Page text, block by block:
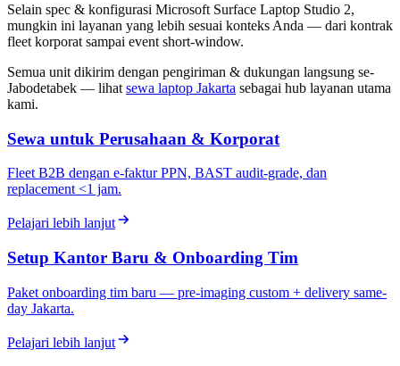
Selain spec & konfigurasi Microsoft Surface Laptop Studio 2,
mungkin ini layanan yang lebih sesuai konteks Anda — dari kontrak
fleet korporat sampai event short-window.
Semua unit dikirim dengan pengiriman & dukungan langsung se-
Jabodetabek — lihat sewa laptop Jakarta sebagai hub layanan utama
kami.
Sewa untuk Perusahaan & Korporat
Fleet B2B dengan e-faktur PPN, BAST audit-grade, dan
replacement <1 jam.
Pelajari lebih lanjut
Setup Kantor Baru & Onboarding Tim
Paket onboarding tim baru — pre-imaging custom + delivery same-
day Jakarta.
Pelajari lebih lanjut